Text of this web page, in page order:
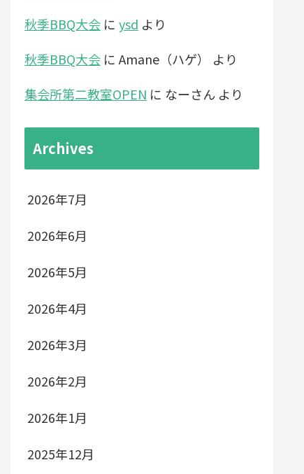
秋季BBQ大会 に ysd より
秋季BBQ大会 に Amane（ハゲ）
より
集会所第二教室OPEN に なーさん より
Archives
2026年7月
2026年6月
2026年5月
2026年4月
2026年3月
2026年2月
2026年1月
2025年12月